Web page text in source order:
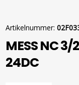
Artikelnummer:
MESS NC 3/
24DC